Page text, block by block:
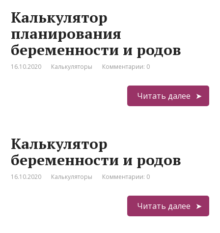
Калькулятор
планирования
беременности и родов
16.10.2020 Калькуляторы Комментарии: 0
Читать далее
Калькулятор
беременности и родов
16.10.2020 Калькуляторы Комментарии: 0
Читать далее